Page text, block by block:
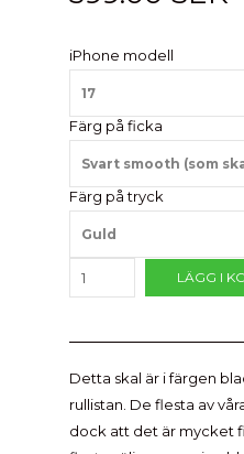
iPhone modell
17
Färg på ficka
Svart smooth (som
Färg på tryck
Guld
LÄGG I
Detta skal är i färgen
rullistan. De flesta av
dock att det är mycket